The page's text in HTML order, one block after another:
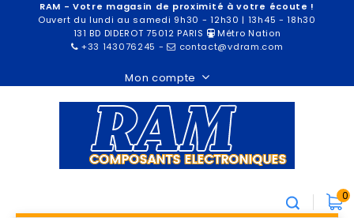
RAM - Votre magasin de proximité à votre écoute !
Ouvert du lundi au samedi 9h30 - 12h30 | 13h45 - 18h30
131 BD DIDEROT 75012 PARIS
Métro Nation
+33 143076245 - contact@vdram.com
Mon compte
0